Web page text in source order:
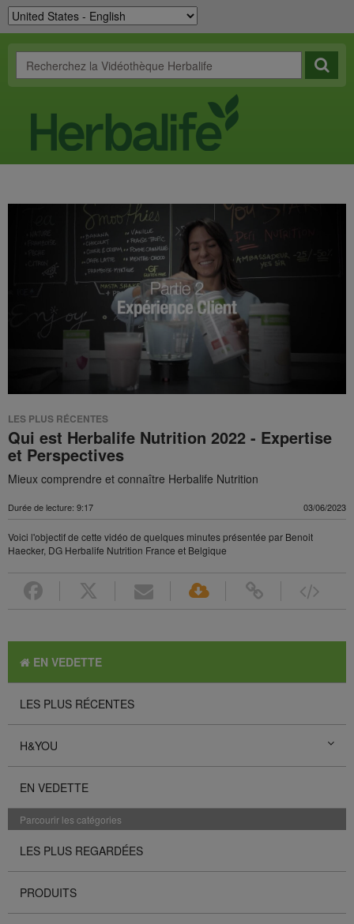
LES PLUS RÉCENTES
Qui est Herbalife Nutrition 2022 - Expertise
et Perspectives
Mieux comprendre et connaître Herbalife Nutrition
Durée de lecture: 9:17 03/06/2023
Voici l'objectif de cette vidéo de quelques minutes présentée par Benoit
Haecker, DG Herbalife Nutrition France et Belgique
EN VEDETTE
LES PLUS RÉCENTES
H&YOU
EN VEDETTE
Parcourir les catégories
LES PLUS REGARDÉES
PRODUITS